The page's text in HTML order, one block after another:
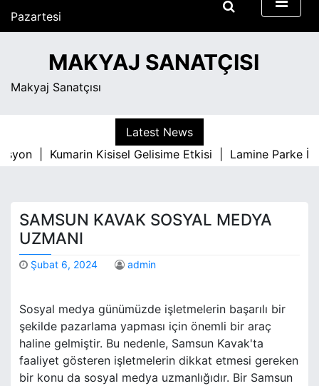
Pazartesi
Ağustos 10, 2026
5:29 amMAKYAJ SANATÇISI
Makyaj Sanatçısı
Latest News
|Kumarin Kisisel Gelisime Etkisi | Lamine Parke İle
SAMSUN KAVAK SOSYAL MEDYA
UZMANI
Şubat 6, 2024 admin
Sosyal medya günümüzde işletmelerin başarılı bir
şekilde pazarlama yapması için önemli bir araç
haline gelmiştir. Bu nedenle, Samsun Kavak'ta
faaliyet gösteren işletmelerin dikkat etmesi gereken
bir konu da sosyal medya uzmanlığıdır. Bir Samsun